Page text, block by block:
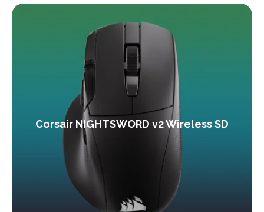
Corsair NIGHTSWORD v2 Wireless SD